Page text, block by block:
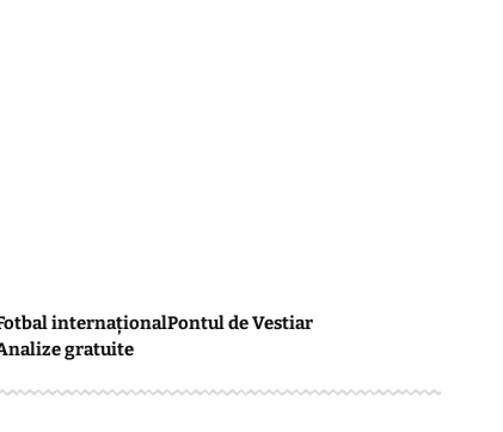
internaționalPontul de Vestiar
gratuite